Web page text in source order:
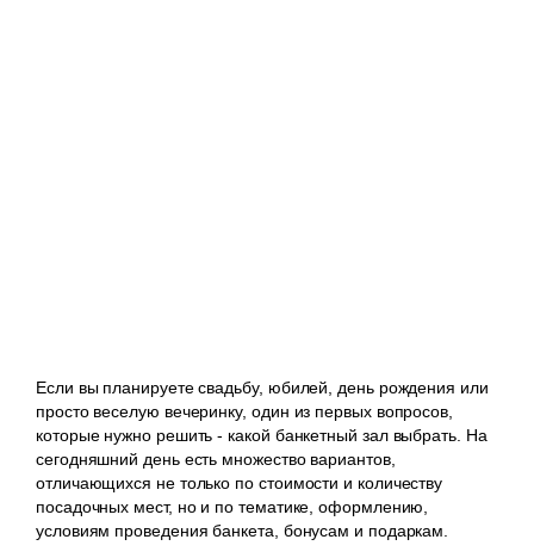
Если вы планируете свадьбу, юбилей, день рождения или
просто веселую вечеринку, один из первых вопросов,
которые нужно решить - какой банкетный зал выбрать. На
сегодняшний день есть множество вариантов,
отличающихся не только по стоимости и количеству
посадочных мест, но и по тематике, оформлению,
условиям проведения банкета, бонусам и подаркам.